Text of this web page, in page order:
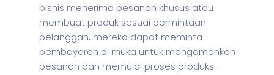
bisnis menerima pesanan khusus atau
membuat produk sesuai permintaan
pelanggan, mereka dapat meminta
pembayaran di muka untuk mengamankan
pesanan dan memulai proses produksi.